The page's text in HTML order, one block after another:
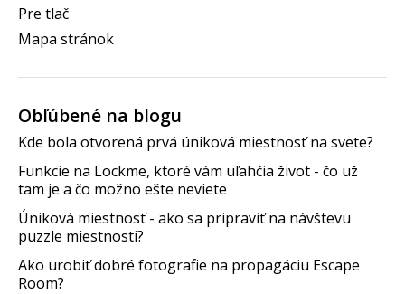
Pre tlač
Mapa stránok
Obľúbené na blogu
Kde bola otvorená prvá úniková miestnosť na svete?
Funkcie na Lockme, ktoré vám uľahčia život - čo už
tam je a čo možno ešte neviete
Úniková miestnosť - ako sa pripraviť na návštevu
puzzle miestnosti?
Ako urobiť dobré fotografie na propagáciu Escape
Room?